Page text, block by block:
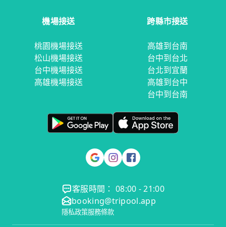
機場接送
桃園機場接送
松山機場接送
台中機場接送
高雄機場接送
跨縣市接送
高雄到台南
台中到台北
台北到宜蘭
高雄到台中
台中到台南
客服時間： 08:00 - 21:00
booking@tripool.app
隱私政策服務條款